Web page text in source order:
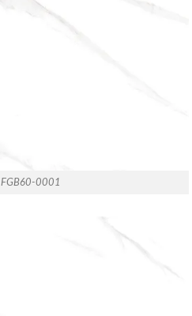
FGB60-0001